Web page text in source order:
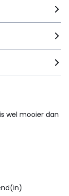
wel mooier dan